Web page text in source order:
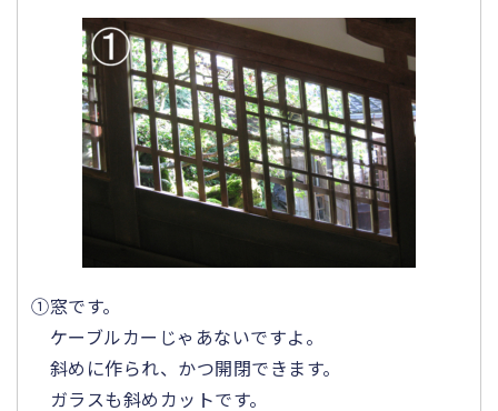
①窓です。
ケーブルカーじゃあないですよ。
斜めに作られ、かつ開閉できます。
ガラスも斜めカットです。